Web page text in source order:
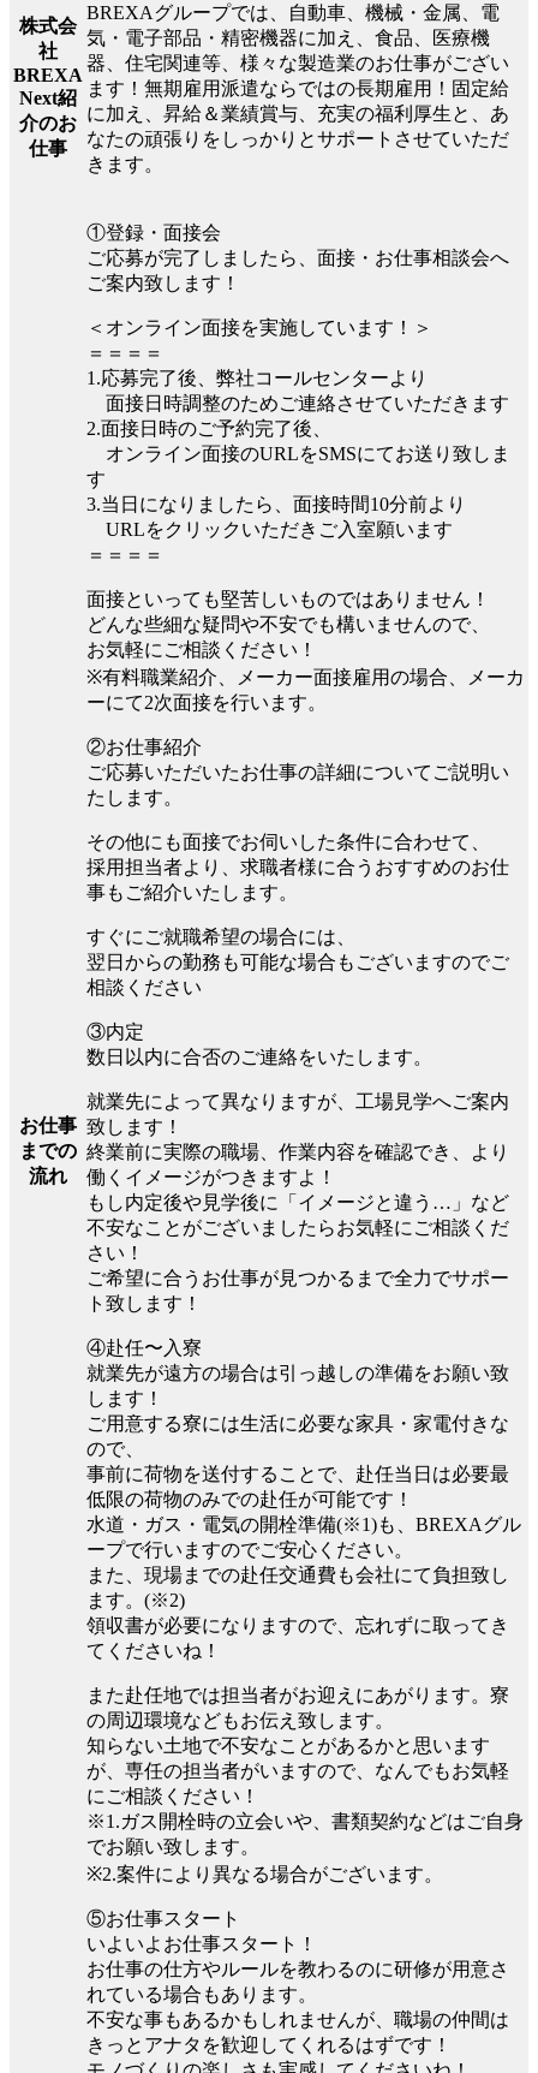
株式会
社
BREXA
Next紹
介のお
仕事
BREXAグループでは、自動車、機械・金属、電
気・電子部品・精密機器に加え、食品、医療機
器、住宅関連等、様々な製造業のお仕事がござい
ます！無期雇用派遣ならではの長期雇用！固定給
に加え、昇給＆業績賞与、充実の福利厚生と、あ
なたの頑張りをしっかりとサポートさせていただ
きます。
お仕事
までの
流れ
①登録・面接会
ご応募が完了しましたら、面接・お仕事相談会へ
ご案内致します！
＜オンライン面接を実施しています！＞
＝＝＝＝
1.応募完了後、弊社コールセンターより
面接日時調整のためご連絡させていただきます
2.面接日時のご予約完了後、
オンライン面接のURLをSMSにてお送り致しま
す
3.当日になりましたら、面接時間10分前より
URLをクリックいただきご入室願います
＝＝＝＝
面接といっても堅苦しいものではありません！
どんな些細な疑問や不安でも構いませんので、
お気軽にご相談ください！
※有料職業紹介、メーカー面接雇用の場合、メーカ
ーにて2次面接を行います。
②お仕事紹介
ご応募いただいたお仕事の詳細についてご説明い
たします。
その他にも面接でお伺いした条件に合わせて、
採用担当者より、求職者様に合うおすすめのお仕
事もご紹介いたします。
すぐにご就職希望の場合には、
翌日からの勤務も可能な場合もございますのでご
相談ください
③内定
数日以内に合否のご連絡をいたします。
就業先によって異なりますが、工場見学へご案内
致します！
終業前に実際の職場、作業内容を確認でき、より
働くイメージがつきますよ！
もし内定後や見学後に「イメージと違う…」など
不安なことがございましたらお気軽にご相談くだ
さい！
ご希望に合うお仕事が見つかるまで全力でサポー
ト致します！
④赴任〜入寮
就業先が遠方の場合は引っ越しの準備をお願い致
します！
ご用意する寮には生活に必要な家具・家電付きな
ので、
事前に荷物を送付することで、赴任当日は必要最
低限の荷物のみでの赴任が可能です！
水道・ガス・電気の開栓準備(※1)も、BREXAグル
ープで行いますのでご安心ください。
また、現場までの赴任交通費も会社にて負担致し
ます。(※2)
領収書が必要になりますので、忘れずに取ってき
てくださいね！
また赴任地では担当者がお迎えにあがります。寮
の周辺環境などもお伝え致します。
知らない土地で不安なことがあるかと思います
が、専任の担当者がいますので、なんでもお気軽
にご相談ください！
※1.ガス開栓時の立会いや、書類契約などはご自身
でお願い致します。
※2.案件により異なる場合がございます。
⑤お仕事スタート
いよいよお仕事スタート！
お仕事の仕方やルールを教わるのに研修が用意さ
れている場合もあります。
不安な事もあるかもしれませんが、職場の仲間は
きっとアナタを歓迎してくれるはずです！